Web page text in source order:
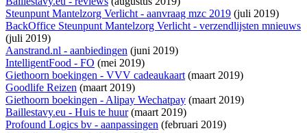
Steunpunt Mantelzorg Verlicht - aanvraag mzc 2019 (juli 2019)
BackOffice Steunpunt Mantelzorg Verlicht - verzendlijsten mnieuws
(juli 2019)
Aanstrand.nl - aanbiedingen (juni 2019)
IntelligentFood - FO (mei 2019)
Giethoorn boekingen - VVV cadeaukaart(maart 2019)
Goodlife Reizen (maart 2019)
Giethoorn boekingen - Alipay Wechatpay (maart 2019)
Baillestavy.eu - Huis te huur(maart 2019)
Profound Logics bv - aanpassingen (februari 2019)